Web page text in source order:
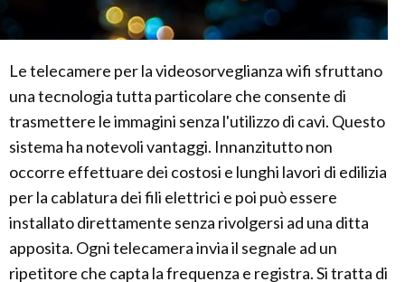
Le telecamere per la videosorveglianza wifi sfruttano
una tecnologia tutta particolare che consente di
trasmettere le immagini senza l'utilizzo di cavi. Questo
sistema ha notevoli vantaggi. Innanzitutto non
occorre effettuare dei costosi e lunghi lavori di edilizia
per la cablatura dei fili elettrici e poi può essere
installato direttamente senza rivolgersi ad una ditta
apposita. Ogni telecamera invia il segnale ad un
ripetitore che capta la frequenza e registra. Si tratta di